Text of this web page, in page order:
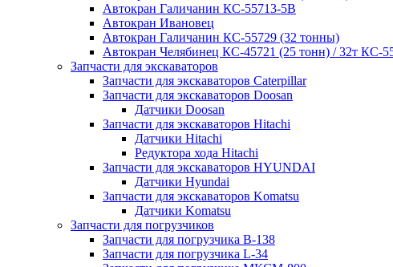
Автокран Галичанин КС-55713-5В
Автокран Ивановец
Автокран Галичанин КС-55729 (32 тонны)
Автокран Челябинец КС-45721 (25 тонн) / 32т КС-
Запчасти для экскаваторов
Запчасти для экскаваторов Caterpillar
Запчасти для экскаваторов Doosan
Датчики Doosan
Запчасти для экскаваторов Hitachi
Датчики Hitachi
Редуктора хода Hitachi
Запчасти для экскаваторов HYUNDAI
Датчики Hyundai
Запчасти для экскаваторов Komatsu
Датчики Komatsu
Запчасти для погрузчиков
Запчасти для погрузчика B-138
Запчасти для погрузчика L-34